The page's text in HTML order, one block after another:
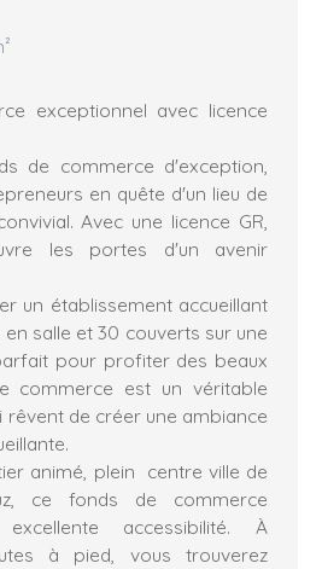
exceptionnel avec licence
de commerce d'exception,
en quête d'un lieu de
Avec une licence GR,
les portes d'un avenir
un établissement accueillant
salle et 30 couverts sur une
pour profiter des beaux
commerce est un véritable
rêvent de créer une ambiance
animé, plein centre ville de
ce fonds de commerce
accessibilité. À
à pied, vous trouverez